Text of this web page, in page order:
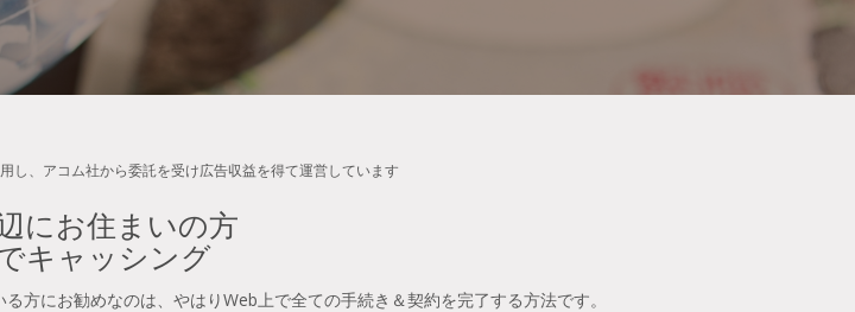
し、アコム社から委託を受け広告収益を得て運営しています
にお住まいの方
キャッシング
方にお勧めなのは、やはりWeb上で全ての手続き＆契約を完了する方法です。